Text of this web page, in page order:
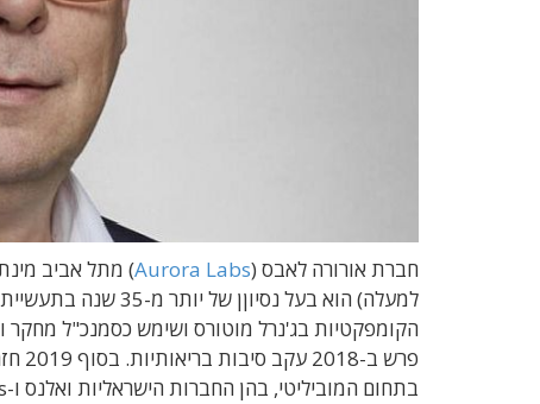
חברת אורורה לאבס (Aurora Labs
למעלה) הוא בעל
הקומפקטיות בג'נרל מוטורס ושימש כסמנכ"ל מחקר
בתחום המוביליטי, בהן החברות הישראליות ואלנס ו-proteanTecs.